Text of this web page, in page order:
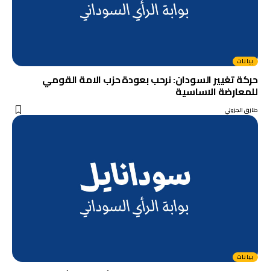
بيانات
حركة تغيير السودان: نرحب بعودة حزب الامة القومي
للمعارضة الاساسية
طارق الجزولي
بيانات